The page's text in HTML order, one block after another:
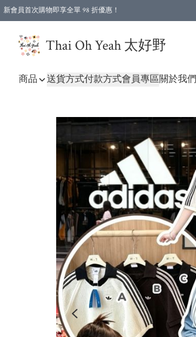
新會員首次購物即享全單 98 折優惠！
Thai Oh Yeah 太好野
商品 送貨方式付款方式會員專區關於我們